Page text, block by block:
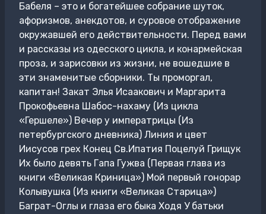
Бабеля – это и богатейшее собрание шуток,
афоризмов, анекдотов, и суровое отображение
окружавшей его действительности. Перед вами
и рассказы из одесского цикла, и конармейская
проза, и зарисовки из жизни, не вошедшие в
эти знаменитые сборники. Ты проморгал,
капитан! Закат Элья Исаакович и Маргарита
Прокофьевна Шабос-нахаму (Из цикла
«Гершеле») Вечер у императрицы (Из
петербургского дневника) Линия и цвет
Иисусов грех Конец Св.Ипатия Поцелуй Грищук
Их было девять Гапа Гужва (Первая глава из
книги «Великая Криница») Мой первый гонорар
Колывушка (Из книги «Великая Старица»)
Баграт-Оглы и глаза его быка Ходя У батьки